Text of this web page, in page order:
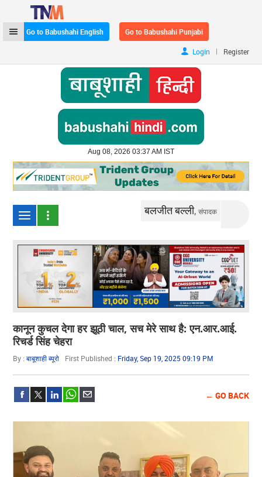
Go to Babushahi English Go to Babushahi Punjabi
Login | Register
Aug 08, 2026 03:37 AM IST
बलजीत बल्ली,संपादक
कानून कुचल देगा हर झूठी चाल, सच मेरे साथ है: एन.आर.आई.
रिचर्ड सिंह चेहरा
By :बाबूशाही ब्यूरो First Published : Friday, Sep 19, 2025 09:19 PM
← GO BACK